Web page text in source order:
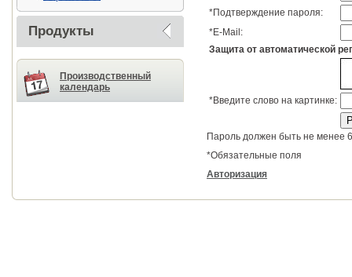
Продукты
Производственный
календарь
*Подтверждение пароля:
*E-Mail:
Защита от автоматической
*Введите слово на картинке:
Пароль должен быть не менее
*Обязательные поля
Авторизация